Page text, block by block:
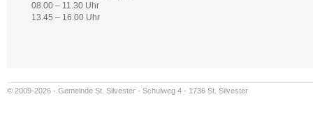
08.00 – 11.30 Uhr
13.45 – 16.00 Uhr
© 2009-2026 - Gemeinde St. Silvester - Schulweg 4 - 1736 St. Silvester